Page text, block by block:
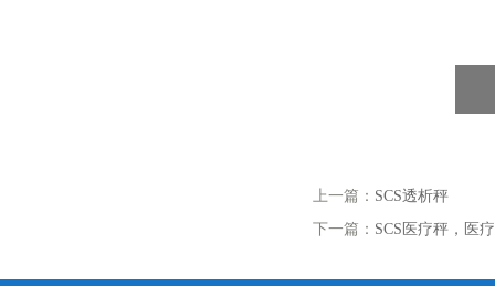
上一篇： SCS透析秤
下一篇： SCS医疗秤，医